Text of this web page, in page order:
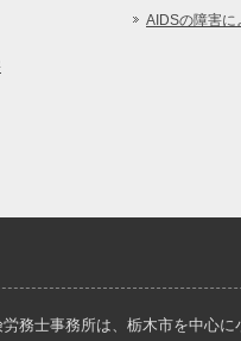
AIDSの障害に
務士事務所は、栃木市を中心